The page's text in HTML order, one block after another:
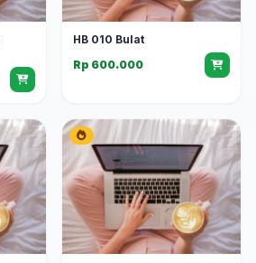
HB 010 Bulat
Rp 600.000